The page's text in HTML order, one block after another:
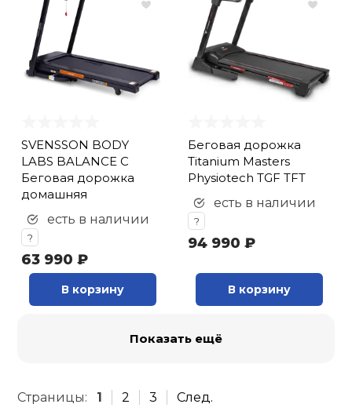
SVENSSON BODY
LABS BALANCE C
Беговая дорожка
домашняя
есть в наличии
?
63 990 ₽
В корзину
Беговая дорожка
Titanium Masters
Physiotech TGF TFT
есть в наличии
?
94 990 ₽
В корзину
Показать ещё
Страницы: 1 2 3 След.